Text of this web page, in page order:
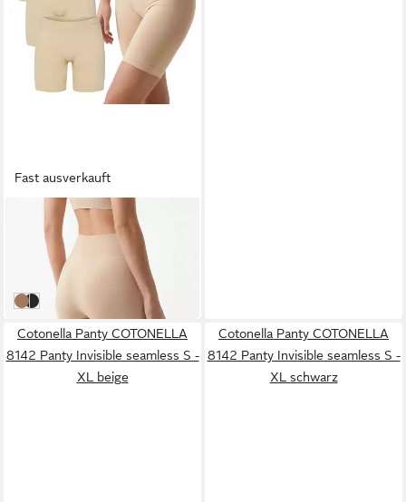
Fast ausverkauft
RUNGASSI
Langer Boxer GAUBERT
Nahtlose Radhose Damen 3er
Set Anti-Reibungs Shorts
19,95 €
(6,65 €/ 1 Stk)
BeigeSchwarz
Cotonella Panty COTONELLA
8142 Panty Invisible seamless S -
XL beige
Cotonella Panty COTONELLA
8142 Panty Invisible seamless S -
XL schwarz